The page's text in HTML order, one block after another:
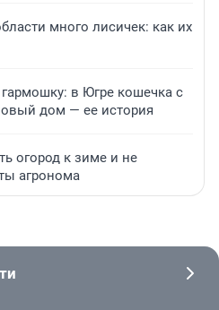
много лисичек: как их
в Югре кошечка с
дом — ее история
огород к зиме и не
агронома